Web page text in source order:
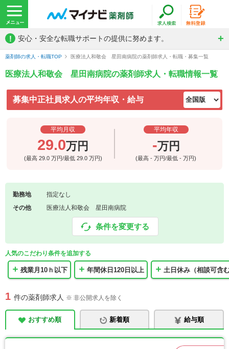
! 安心・安全な転職サポートの提供に努めます。
薬剤師の求人・転職TOP 医療法人和敬会 星田南病院の薬剤師求人・転職・募集一覧
医療法人和敬会 星田南病院の薬剤師求人・転職情報一覧
募集中正社員求人の平均年収・給与
平均月収
29.0万円
(最高 29.0 万円/最低 29.0 万円)
平均年収
-万円
(最高-万円/最低-万円)
勤務地
指定なし
その他
医療法人和敬会 星田南病院
条件を変更する
人気のこだわり条件を追加する
残業月10ｈ以下 年間休日120日以上 土日休み（相談可含
1 件の薬剤師求人 ※ 非公開求人を除く
おすすめ順 新着順 給与順